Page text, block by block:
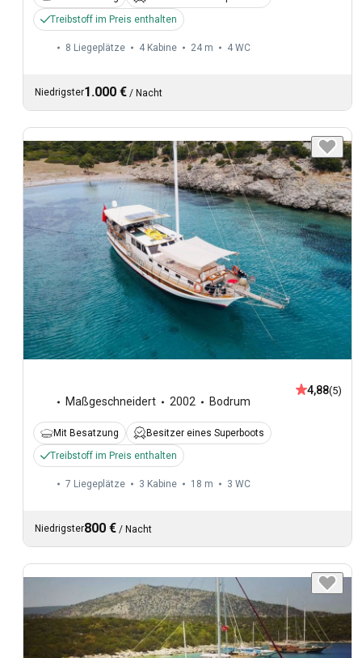
Treibstoff im Preis enthalten
8 Liegeplätze 4 Kabine 24 m 4 WC
Niedrigster1.000 € / Nacht
Maßgeschneidert 2002 Bodrum
4,88(5)
Mit Besatzung
Besitzer eines Superboots
Treibstoff im Preis enthalten
7 Liegeplätze 3 Kabine 18 m 3 WC
Niedrigster800 € / Nacht